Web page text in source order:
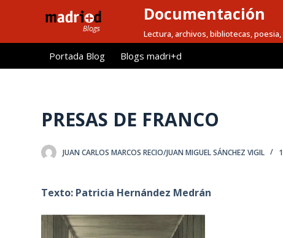
l
Documentación
Lectura, archivos, bibliotecas,
Portada Blog Blogs madri+d
PRESAS DE FRANCO
JUAN CARLOS MARCOS RECIO/JUAN MIGUEL SÁNCHEZ VIGIL
Texto: Patricia Hernández Medrán